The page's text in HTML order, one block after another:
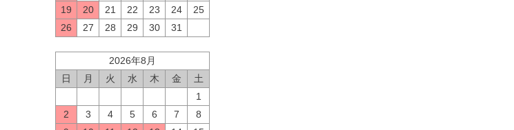
19
20 21 22 23 24
25
26
27 28 29 30 31
2026年8月
日
月 火 水 木 金
土
1
2
3 4 5 6 7
8